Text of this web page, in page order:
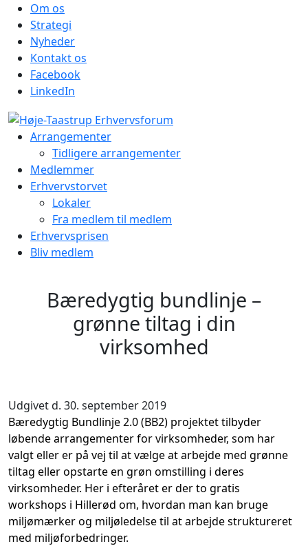
Om os
Strategi
Nyheder
Kontakt os
Facebook
LinkedIn
Arrangementer
Tidligere arrangementer
Medlemmer
Erhvervstorvet
Lokaler
Fra medlem til medlem
Erhvervsprisen
Bliv medlem
Bæredygtig bundlinje –
grønne tiltag i din
virksomhed
Udgivet d. 30. september 2019
Bæredygtig Bundlinje 2.0 (BB2) projektet tilbyder
løbende arrangementer for virksomheder, som har
valgt eller er på vej til at vælge at arbejde med grønne
tiltag eller opstarte en grøn omstilling i deres
virksomheder. Her i efteråret er der to gratis
workshops i Hillerød om, hvordan man kan bruge
miljømærker og miljøledelse til at arbejde struktureret
med miljøforbedringer.